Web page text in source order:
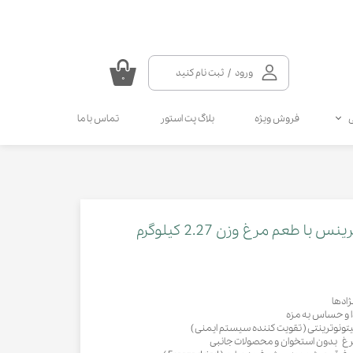
ورود / ثبت نام کنید
حساب کاربری من
تغییر گذر واژه
۰
انواع قطره گربه
انواع اسپری سگ
کرم دست و پای سگ
فروش ویژه بلاگ پت استور تماس با ما
مرغ وزن 2.27 کیلوگرم
و حساس به مزه
( تقویت کننده سیستم ایمنی )
بدون استخوان و محصولات جانبی